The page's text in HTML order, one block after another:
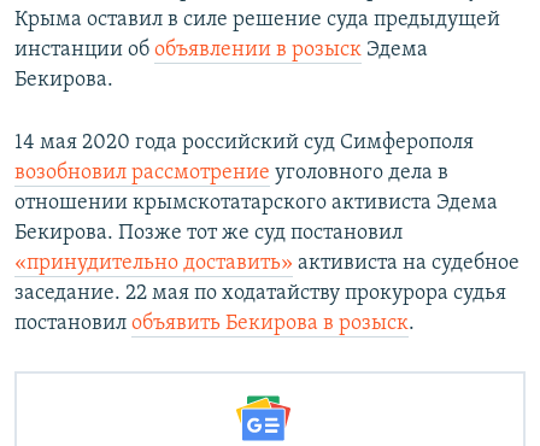
Крыма оставил в силе решение суда предыдущей
инстанции об объявлении в розыск Эдема
Бекирова.
14 мая 2020 года российский суд Симферополя
возобновил рассмотрение уголовного дела в
отношении крымскотатарского активиста Эдема
Бекирова. Позже тот же суд постановил
«принудительно доставить» активиста на судебное
заседание. 22 мая по ходатайству прокурора судья
постановил объявить Бекирова в розыск.